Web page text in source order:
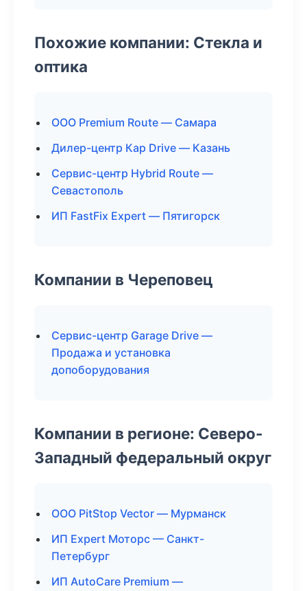
Похожие компании: Стекла и
оптика
ООО Premium Route — Самара
Дилер-центр Кар Drive — Казань
Сервис-центр Hybrid Route —
Севастополь
ИП FastFix Expert — Пятигорск
Компании в Череповец
Сервис-центр Garage Drive —
Продажа и установка
допоборудования
Компании в регионе: Северо-
Западный федеральный округ
ООО PitStop Vector — Мурманск
ИП Expert Моторс — Санкт-
Петербург
ИП AutoCare Premium —